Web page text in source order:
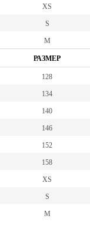
XS
S
M
РАЗМЕР
128
134
140
146
152
158
XS
S
M